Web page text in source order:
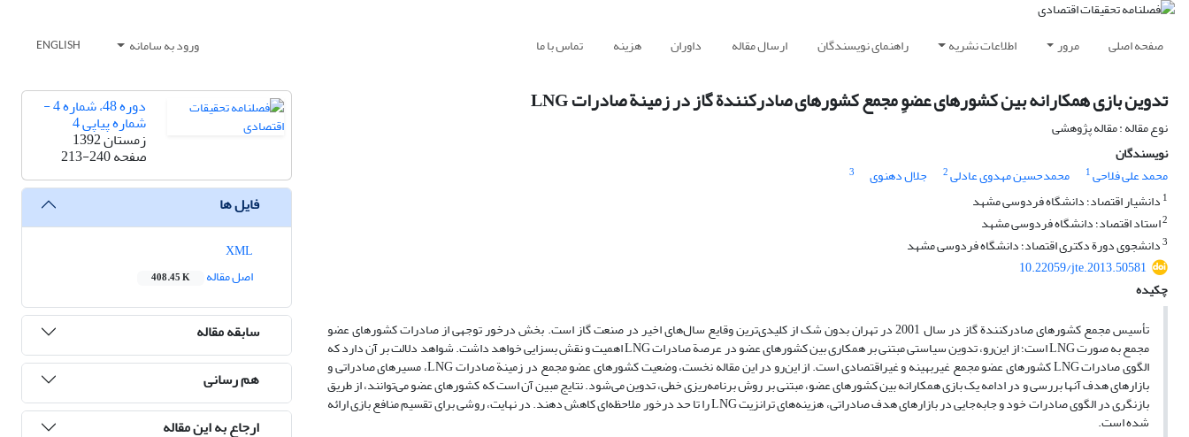
صفحه اصلی مرور اطلاعات نشریه راهنمای نویسندگان ارسال مقاله داوران هزینه تماس با ما ورود به سامانه ENGLISH
تدوین بازی همکارانه بین کشورهای عضوِ مجمع کشورهای صادرکنندة گاز در زمینة صادرات LNG
نوع مقاله : مقاله پژوهشی
نویسندگان
محمد علی فلاحی1 محمدحسین مهدوی عادلی2 جلال دهنوی
3
1 دانشیار اقتصاد؛ دانشگاه فردوسی مشهد
2استاد اقتصاد؛ دانشگاه فردوسی مشهد
3دانشجوی دورة دکتری اقتصاد؛ دانشگاه فردوسی مشهد
10.22059/jte.2013.50581
چکیده
تأسیس مجمع کشورهای صادرکنندة گاز در سال 2001 در تهران بدون شک از کلیدی‌ترین وقایع سال‌های اخیر در صنعت گاز است. بخش درخور توجهی از صادرات کشورهای عضو
مجمع به صورت LNG است؛ از این‌رو، تدوین سیاستی مبتنی بر همکاری بین کشورهای عضو در عرصة صادرات LNG اهمیت و نقش بسزایی خواهد داشت. شواهد دلالت بر آن دارد که
الگوی صادرات LNG کشورهای عضو مجمع غیربهینه و غیراقتصادی است. از این‌رو در این مقاله نخست، وضعیت کشورهای عضو مجمع در زمینة صادرات LNG، مسیرهای صادراتی و
بازارهای هدف آنها بررسی و در ادامه یک بازی همکارانه بین کشورهای عضو، مبتنی بر روش برنامه‌ریزی خطی، تدوین می‌شود. نتایج مبین آن است که کشورهای عضو می‌توانند، از طریق
بازنگری در الگوی صادرات خود و جابه‌جایی در بازارهای هدف صادراتی، هزینه‌های ترانزیت LNG را تا حد درخور ملاحظه‌ای کاهش دهند. در نهایت، روشی برای تقسیم منافع بازی ارائه
شده است.
دوره 48، شماره 4 -
شماره پیاپی 4
زمستان 1392
صفحه213-240
فایل ها
اصل مقاله
408.45 K
سابقه مقاله
هم رسانی
ارجاع به این مقاله